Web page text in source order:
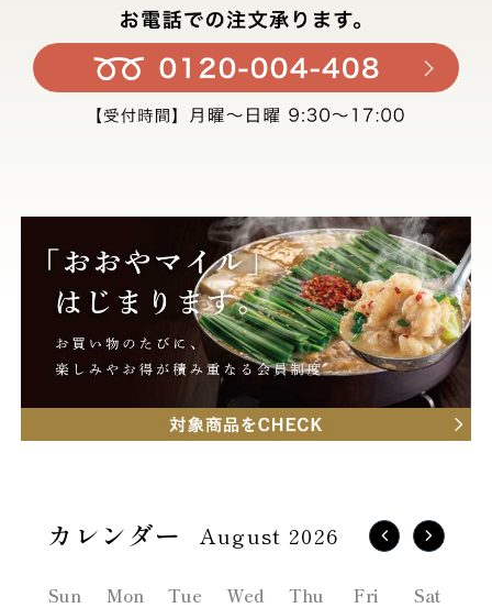
August 2026
Sun Mon Tue Wed Thu Fri Sat